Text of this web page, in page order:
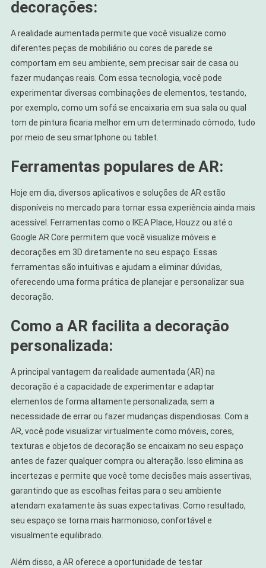
decorações:
A realidade aumentada permite que você visualize como
diferentes peças de mobiliário ou cores de parede se
comportam em seu ambiente, sem precisar sair de casa ou
fazer mudanças reais. Com essa tecnologia, você pode
experimentar diversas combinações de elementos, testando,
por exemplo, como um sofá se encaixaria em sua sala ou qual
tom de pintura ficaria melhor em um determinado cômodo, tudo
por meio de seu smartphone ou tablet.
Ferramentas populares de AR:
Hoje em dia, diversos aplicativos e soluções de AR estão
disponíveis no mercado para tornar essa experiência ainda mais
acessível. Ferramentas como o IKEA Place, Houzz ou até o
Google AR Core permitem que você visualize móveis e
decorações em 3D diretamente no seu espaço. Essas
ferramentas são intuitivas e ajudam a eliminar dúvidas,
oferecendo uma forma prática de planejar e personalizar sua
decoração.
Como a AR facilita a decoração
personalizada:
A principal vantagem da realidade aumentada (AR) na
decoração é a capacidade de experimentar e adaptar
elementos de forma altamente personalizada, sem a
necessidade de errar ou fazer mudanças dispendiosas. Com a
AR, você pode visualizar virtualmente como móveis, cores,
texturas e objetos de decoração se encaixam no seu espaço
antes de fazer qualquer compra ou alteração. Isso elimina as
incertezas e permite que você tome decisões mais assertivas,
garantindo que as escolhas feitas para o seu ambiente
atendam exatamente às suas expectativas. Como resultado,
seu espaço se torna mais harmonioso, confortável e
visualmente equilibrado.
Além disso, a AR oferece a oportunidade de testar